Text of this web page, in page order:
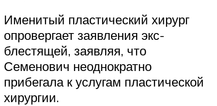
Именитый пластический хирург
опровергает заявления экс-
блестящей, заявляя, что
Семенович неоднократно
прибегала к услугам пластической
хирургии.